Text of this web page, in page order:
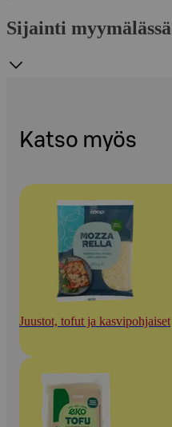
Sijainti myymälässä
Katso myös
Juustot, tofut ja kasvipohjaiset